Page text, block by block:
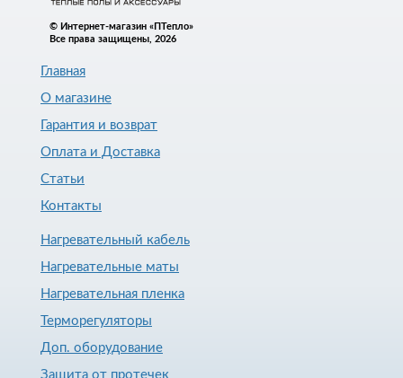
© Интернет-магазин «ПТепло»
Все права защищены, 2026
Главная
О магазине
Гарантия и возврат
Оплата и Доставка
Статьи
Контакты
Нагревательный кабель
Нагревательные маты
Нагревательная пленка
Терморегуляторы
Доп. оборудование
Защита от протечек